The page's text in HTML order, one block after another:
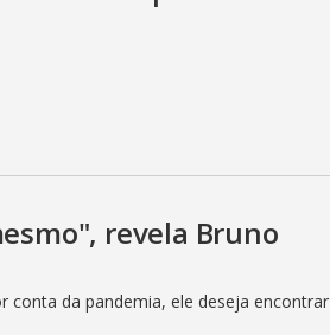
revela Bruno
conta da pandemia, ele deseja encontrar